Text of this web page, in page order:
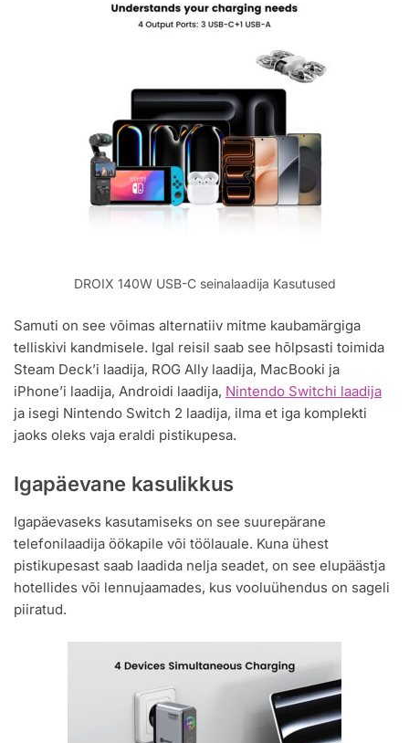
DROIX 140W USB-C seinalaadija Kasutused
Samuti on see võimas alternatiiv mitme kaubamärgiga
telliskivi kandmisele. Igal reisil saab see hõlpsasti toimida
Steam Deck’i laadija, ROG Ally laadija, MacBooki ja
iPhone’i laadija, Androidi laadija, Nintendo Switchi laadija
ja isegi Nintendo Switch 2 laadija, ilma et iga komplekti
jaoks oleks vaja eraldi pistikupesa.
Igapäevane kasulikkus
Igapäevaseks kasutamiseks on see suurepärane
telefonilaadija öökapile või töölauale. Kuna ühest
pistikupesast saab laadida nelja seadet, on see elupäästja
hotellides või lennujaamades, kus vooluühendus on sageli
piiratud.